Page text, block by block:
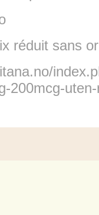
réduit sans
200mcg-